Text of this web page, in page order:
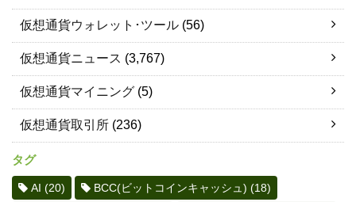
仮想通貨ウォレット･ツール (56)
仮想通貨ニュース (3,767)
仮想通貨マイニング (5)
仮想通貨取引所 (236)
タグ
AI (20) BCC(ビットコインキャッシュ) (18)